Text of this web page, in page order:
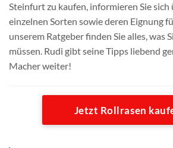
Steinfurt zu kaufen, informieren Sie sich
einzelnen Sorten sowie deren Eignung
unserem Ratgeber finden Sie alles, was
müssen. Rudi gibt seine Tipps liebend
Macher weiter!
Jetzt Rollrasen